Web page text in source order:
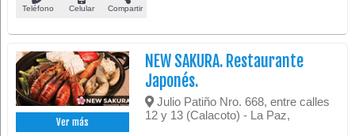
Teléfono Celular Compartir
Ver más
NEW SAKURA. Restaurante
Japonés.
Julio Patiño Nro. 668, entre calles
12 y 13 (Calacoto) - La Paz,